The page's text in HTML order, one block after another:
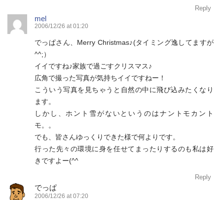
Reply
mel
2006/12/26 at 01:20
でっぱさん、Merry Christmas♪(タイミング逸してますが
^^;）
イイですね♪家族で過ごすクリスマス♪
広角で撮った写真が気持ちイイですねー！
こういう写真を見ちゃうと自然の中に飛び込みたくなり
ます。
しかし、ホント雪がないというのはナントモカント
モ。。
でも、皆さんゆっくりできた様で何よりです。
行った先々の環境に身を任せてまったりするのも私は好
きですよー(^^
Reply
でっぱ
2006/12/26 at 07:20